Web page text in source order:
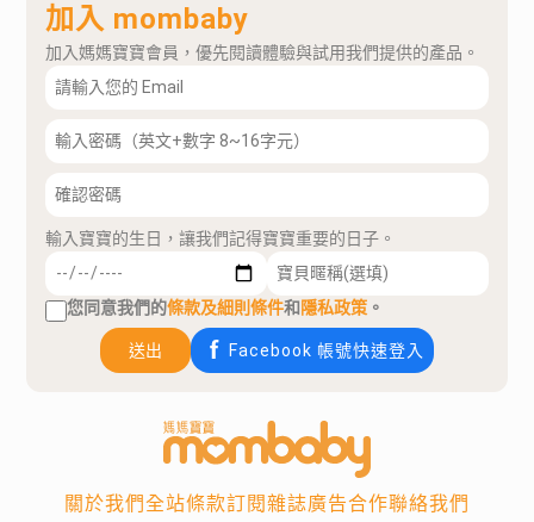
加入 mombaby
加入媽媽寶寶會員，優先閱讀體驗與試用我們提供的產品。
輸入寶寶的生日，讓我們記得寶寶重要的日子。
您同意我們的條款及細則條件和隱私政策 。
送出 Facebook 帳號快速登入
關於我們全站條款訂閱雜誌廣告合作聯絡我們